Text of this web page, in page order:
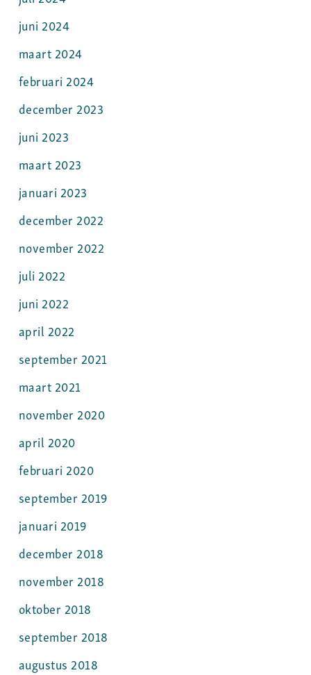
juni 2024
maart 2024
februari 2024
december 2023
juni 2023
maart 2023
januari 2023
december 2022
november 2022
juli 2022
juni 2022
april 2022
september 2021
maart 2021
november 2020
april 2020
februari 2020
september 2019
januari 2019
december 2018
november 2018
oktober 2018
september 2018
augustus 2018